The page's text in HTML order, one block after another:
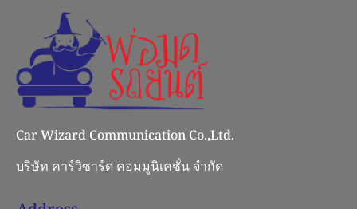
Car Wizard Communication Co.,Ltd.
บริษัท คาร์วิซาร์ด คอมมูนิเคชั่น จำกัด